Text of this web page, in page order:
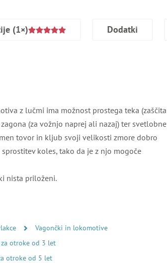
(1×) Dodatki
z lučmi ima možnost prostega teka (zaščita
(za vožnjo naprej ali nazaj) ter svetlobne
tovor in kljub svoji velikosti zmore dobro
koles, tako da je z njo mogoče
nista priloženi.
Vagončki in lokomotive
otroke od 3 let
otroke od 5 let